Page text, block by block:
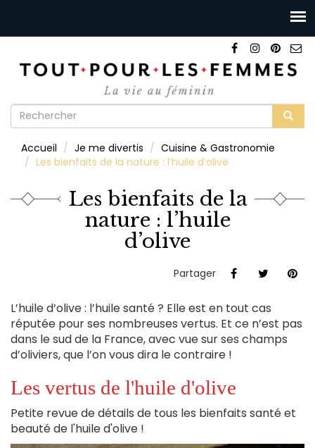
Formulaire
recherche
Accueil Je me divertis
Cuisine & Gastronomie
Les bienfaits de la nature : l’huile d’olive
Les bienfaits de la
nature : l’huile
d’olive
Partager
L’huile d’olive : l’huile santé ? Elle est en tout cas
réputée pour ses nombreuses vertus. Et ce n’est pas
dans le sud de la France, avec vue sur ses champs
d’oliviers, que l’on vous dira le contraire !
Les vertus de l'huile d'olive
Petite revue de détails de tous les bienfaits santé et
beauté de l'huile d'olive !